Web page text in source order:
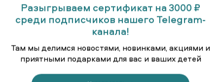
Разыгрываем сертификат на 3000 ₽
среди подписчиков нашего Telegram-
канала!
Там мы делимся новостями, новинками, акциями и
приятными подарками для вас и ваших детей